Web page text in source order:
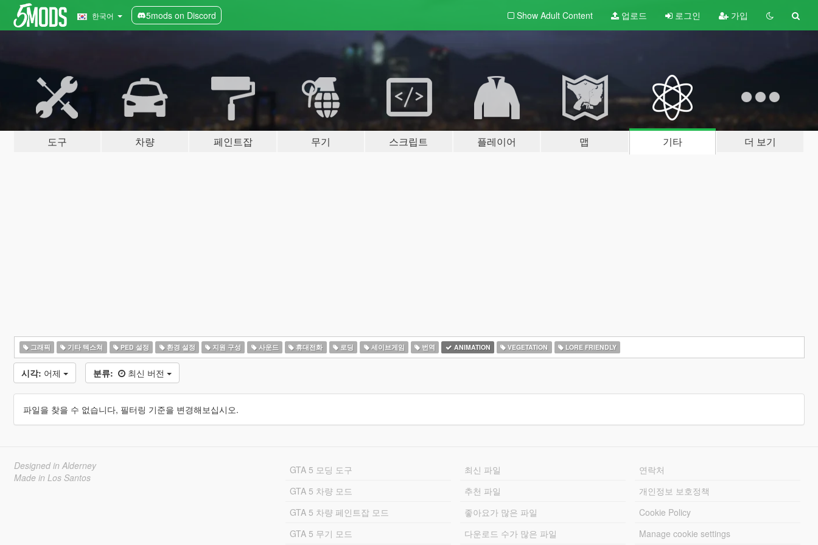
한국어 5mods on Discord Show Adult Content 업로드 로그인 가입
도구 차량 페인트잡 무기 스크립트 플레이어 맵 기타 더 보기
그래픽 기타 텍스쳐 PED 설정 환경 설정 지원 구성 사운드 휴대전화 로딩 세이브게임 번역 ANIMATION VEGETATION LORE FRIENDLY
시각: 어제 분류: 최신 버전
파일을 찾을 수 없습니다, 필터링 기준을 변경해보십시오.
Designed in Alderney
Made in Los Santos
GTA 5 모딩 도구
GTA 5 차량 모드
GTA 5 차량 페인트잡 모드
GTA 5 무기 모드
최신 파일
추천 파일
좋아요가 많은 파일
다운로드 수가 많은 파일
연락처
개인정보 보호정책
Cookie Policy
Manage cookie settings